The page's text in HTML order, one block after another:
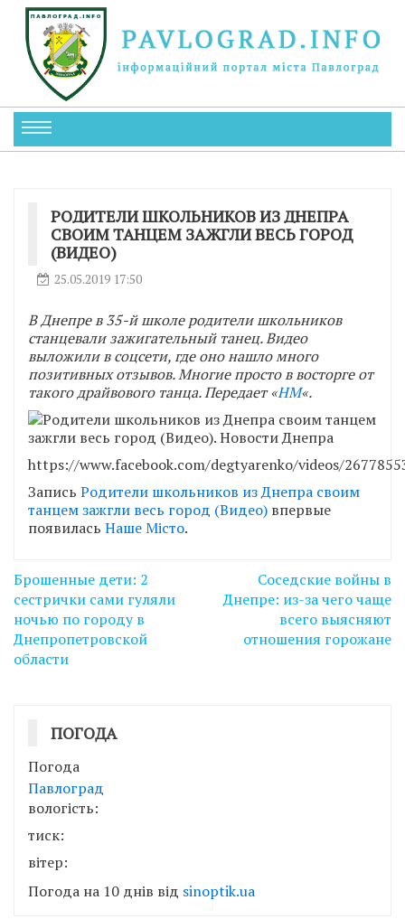
РОДИТЕЛИ ШКОЛЬНИКОВ ИЗ ДНЕПРА
СВОИМ ТАНЦЕМ ЗАЖГЛИ ВЕСЬ ГОРОД
(ВИДЕО)
25.05.2019 17:50
В Днепре в 35-й школе родители школьников
станцевали зажигательный танец. Видео
выложили в соцсети, где оно нашло много
позитивных отзывов. Многие просто в восторге от
такого драйвового танца. Передает «НМ«.
https://www.facebook.com/degtyarenko/videos/
Запись Родители школьников из Днепра своим
танцем зажгли весь город (Видео) впервые
появилась Наше Місто.
Навігація
записів
Брошенные дети: 2
сестрички сами гуляли
ночью по городу в
Днепропетровской
области
Соседские войны в
Днепре: из-за чего чаще
всего выясняют
отношения горожане
ПОГОДА
Погода
Павлоград
вологість:
тиск:
вітер:
Погода на 10 днів від sinoptik.ua